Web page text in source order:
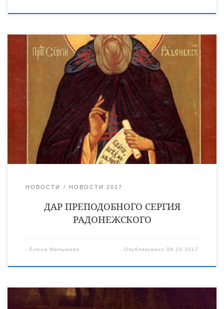
Святой преподобный Сергий Радонежский — один из самых
досточтимых русских святых, чьи чудеса хранятся в народной
памяти уже седьмой век. Недаром именно его называют
«игумен всея Руси». Чудесные явления начались еще в
детстве святого. Когда у Варфоломея, так звали святого в
миру, возникли трудности с обучением, он встретил инока,
который благословил его такими словами: […]
НОВОСТИ НОВОСТИ 2017
ДАР ПРЕПОДОБНОГО СЕРГИЯ
РАДОНЕЖСКОГО
- Елена Малышева Опубликовано08.10.2017